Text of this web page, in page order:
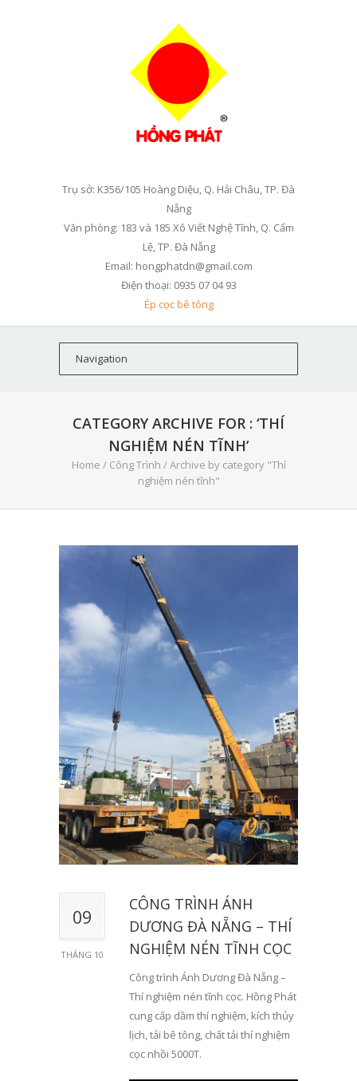
Trụ sở: K356/105 Hoàng Diệu, Q. Hải Châu, TP. Đà
Nẵng
Văn phòng: 183 và 185 Xô Viết Nghệ Tĩnh, Q. Cẩm
Lệ, TP. Đà Nẵng
Email: hongphatdn@gmail.com
Điện thoại: 0935 07 04 93
Ép cọc bê tông
CATEGORY ARCHIVE FOR : ‘THÍ
NGHIỆM NÉN TĨNH’
Home / Công Trình /Archive by category "Thí
nghiệm nén tĩnh"
09
THÁNG 10
CÔNG TRÌNH ÁNH
DƯƠNG ĐÀ NẴNG – THÍ
NGHIỆM NÉN TĨNH CỌC
Công trình Ánh Dương Đà Nẵng –
Thí nghiệm nén tĩnh cọc. Hồng Phát
cung cấp dầm thí nghiệm, kích thủy
lịch, tải bê tông, chất tải thí nghiệm
cọc nhồi 5000T.